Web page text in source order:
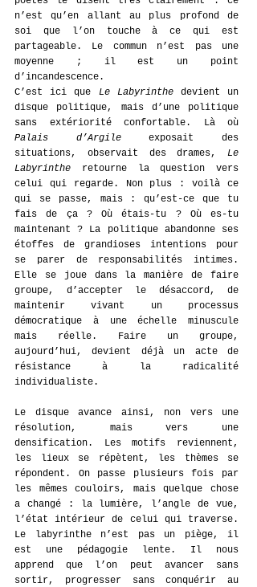
n’est qu’en allant au plus profond de
soi que l’on touche à ce qui est
partageable. Le commun n’est pas une
moyenne ; il est un point
d’incandescence.
C’est ici que Le Labyrinthe devient un
disque politique, mais d’une politique
Palais d’Argile exposait des
situations, observait des drames, Le
Labyrinthe retourne la question vers
celui qui regarde. Non plus : voilà ce
qui se passe, mais : qu’est-ce que tu
fais de ça ? Où étais-tu ? Où es-tu
maintenant ? La politique abandonne ses
étoffes de grandioses intentions pour
se parer de responsabilités intimes.
Elle se joue dans la manière de faire
groupe, d’accepter le désaccord, de
maintenir vivant un processus
démocratique à une échelle minuscule
mais réelle. Faire un groupe,
aujourd’hui, devient déjà un acte de
résistance à la radicalité
individualiste.
Le disque avance ainsi, non vers une
résolution, mais vers une
densification. Les motifs reviennent,
les lieux se répètent, les thèmes se
répondent. On passe plusieurs fois par
les mêmes couloirs, mais quelque chose
a changé : la lumière, l’angle de vue,
l’état intérieur de celui qui traverse.
Le labyrinthe n’est pas un piège, il
est une pédagogie lente. Il nous
apprend que l’on peut avancer sans
sortir, progresser sans conquérir au